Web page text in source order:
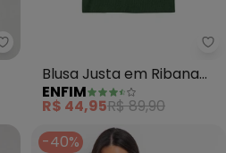
Infinita Cor - Blusa Feminina
Blusa Justa em Ribana
Canelada (Verde
Esmeralda)
ENFIM
R$ 44,95R$ 89,90
-40%